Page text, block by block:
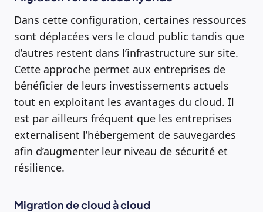
Dans cette configuration, certaines ressources
sont déplacées vers le cloud public tandis que
d’autres restent dans l’infrastructure sur site.
Cette approche permet aux entreprises de
bénéficier de leurs investissements actuels
tout en exploitant les avantages du cloud. Il
est par ailleurs fréquent que les entreprises
externalisent l’hébergement de sauvegardes
afin d’augmenter leur niveau de sécurité et
résilience.
Migration de cloud à cloud